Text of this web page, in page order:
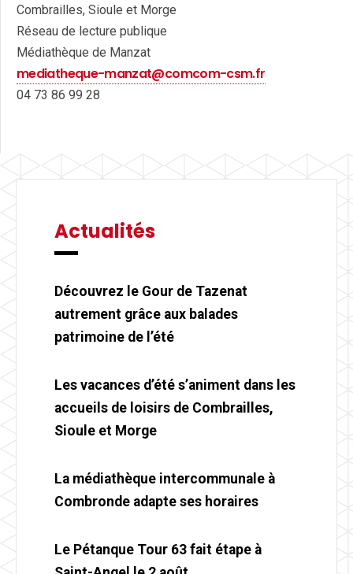
Combrailles, Sioule et Morge
Réseau de lecture publique
Médiathèque de Manzat
mediatheque-manzat@comcom-csm.fr
04 73 86 99 28
Actualités
Découvrez le Gour de Tazenat
autrement grâce aux balades
patrimoine de l’été
Les vacances d’été s’animent dans les
accueils de loisirs de Combrailles,
Sioule et Morge
La médiathèque intercommunale à
Combronde adapte ses horaires
Le Pétanque Tour 63 fait étape à